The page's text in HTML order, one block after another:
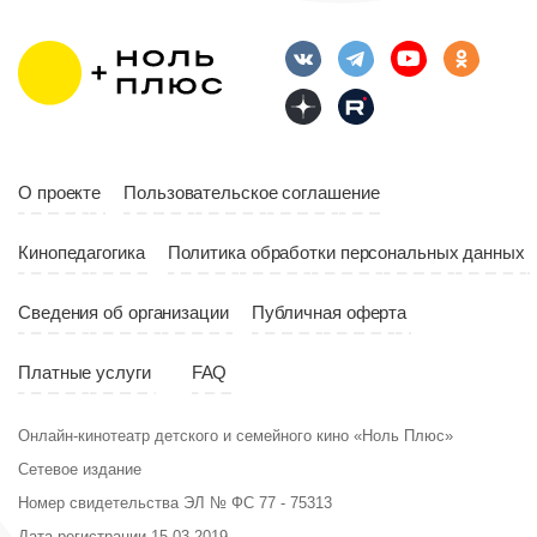
Год
Страна Россия
2023
О проекте Пользовательское соглашение
Кинопедагогика Политика обработки персональных данных
Сведения об организации Публичная оферта
Платные услуги FAQ
Онлайн-кинотеатр детского и семейного кино «Ноль Плюс»
Сетевое издание
Номер свидетельства ЭЛ № ФС 77 - 75313